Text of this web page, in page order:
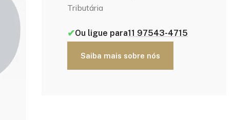
Tributária
✔Ou ligue para11 97543-4715
Saiba mais sobre nós